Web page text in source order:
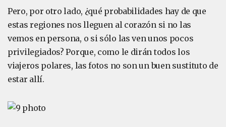
Pero, por otro lado, ¿qué probabilidades hay de que
estas regiones nos lleguen al corazón si no las
vemos en persona, o si sólo las ven unos pocos
privilegiados? Porque, como le dirán todos los
viajeros polares, las fotos no son un buen sustituto de
estar allí.